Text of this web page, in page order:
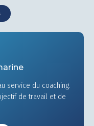
service du coaching.
de travail et de